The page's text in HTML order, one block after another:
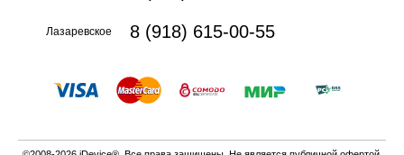
Лазаревское 8 (918) 615-00-55